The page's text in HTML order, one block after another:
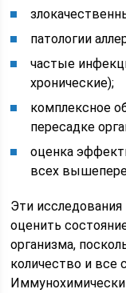
патологии
частые
хронические);
комплексное
пересадке
оценка
всех
Эти
оценить
организма,
количество и все